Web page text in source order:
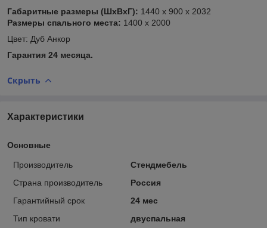
Габаритные размеры (ШхВхГ): 1440 х 900 х 2032
Размеры спального места: 1400 х 2000
Цвет: Дуб Анкор
Гарантия 24 месяца.
Скрыть
Характеристики
Основные
Производитель
Стендмебель
Страна производитель
Россия
Гарантийный срок
24 мес
Тип кровати
двуспальная